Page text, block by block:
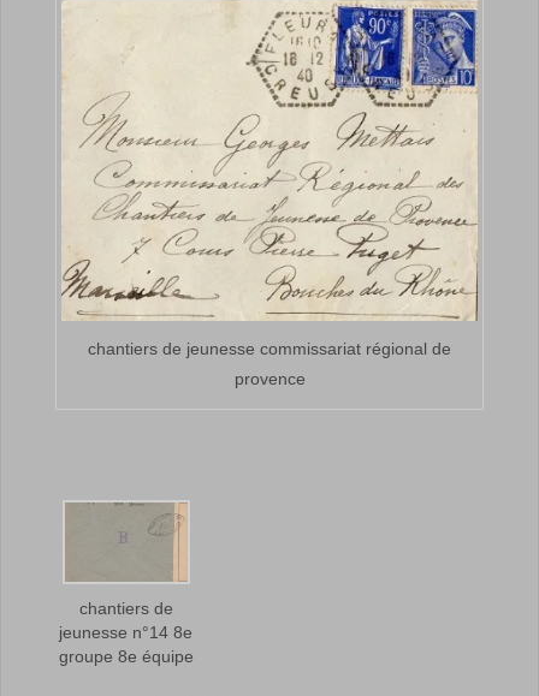
chantiers de jeunesse commissariat régional de
provence
chantiers de
jeunesse n°14 8e
groupe 8e équipe